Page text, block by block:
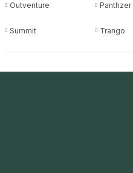
Outventure Panthzer
Summit Trango